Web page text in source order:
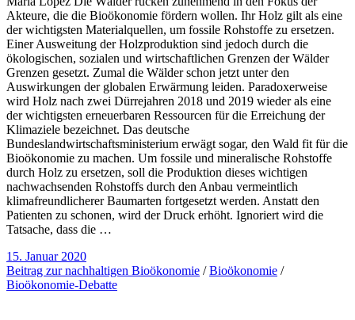
Akteure, die die Bioökonomie fördern wollen. Ihr Holz gilt als eine
der wichtigsten Materialquellen, um fossile Rohstoffe zu ersetzen.
Einer Ausweitung der Holzproduktion sind jedoch durch die
ökologischen, sozialen und wirtschaftlichen Grenzen der Wälder
Grenzen gesetzt. Zumal die Wälder schon jetzt unter den
Auswirkungen der globalen Erwärmung leiden. Paradoxerweise
wird Holz nach zwei Dürrejahren 2018 und 2019 wieder als eine
der wichtigsten erneuerbaren Ressourcen für die Erreichung der
Klimaziele bezeichnet. Das deutsche
Bundeslandwirtschaftsministerium erwägt sogar, den Wald fit für die
Bioökonomie zu machen. Um fossile und mineralische Rohstoffe
durch Holz zu ersetzen, soll die Produktion dieses wichtigen
nachwachsenden Rohstoffs durch den Anbau vermeintlich
klimafreundlicherer Baumarten fortgesetzt werden. Anstatt den
Patienten zu schonen, wird der Druck erhöht. Ignoriert wird die
Tatsache, dass die …
15. Januar 2020
Beitrag zur nachhaltigen Bioökonomie /Bioökonomie /
Bioökonomie-Debatte